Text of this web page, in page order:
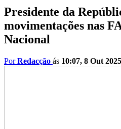
Presidente da
movimentações nas
Nacional
PorRedacção ás 10:07, 8 Out 2025